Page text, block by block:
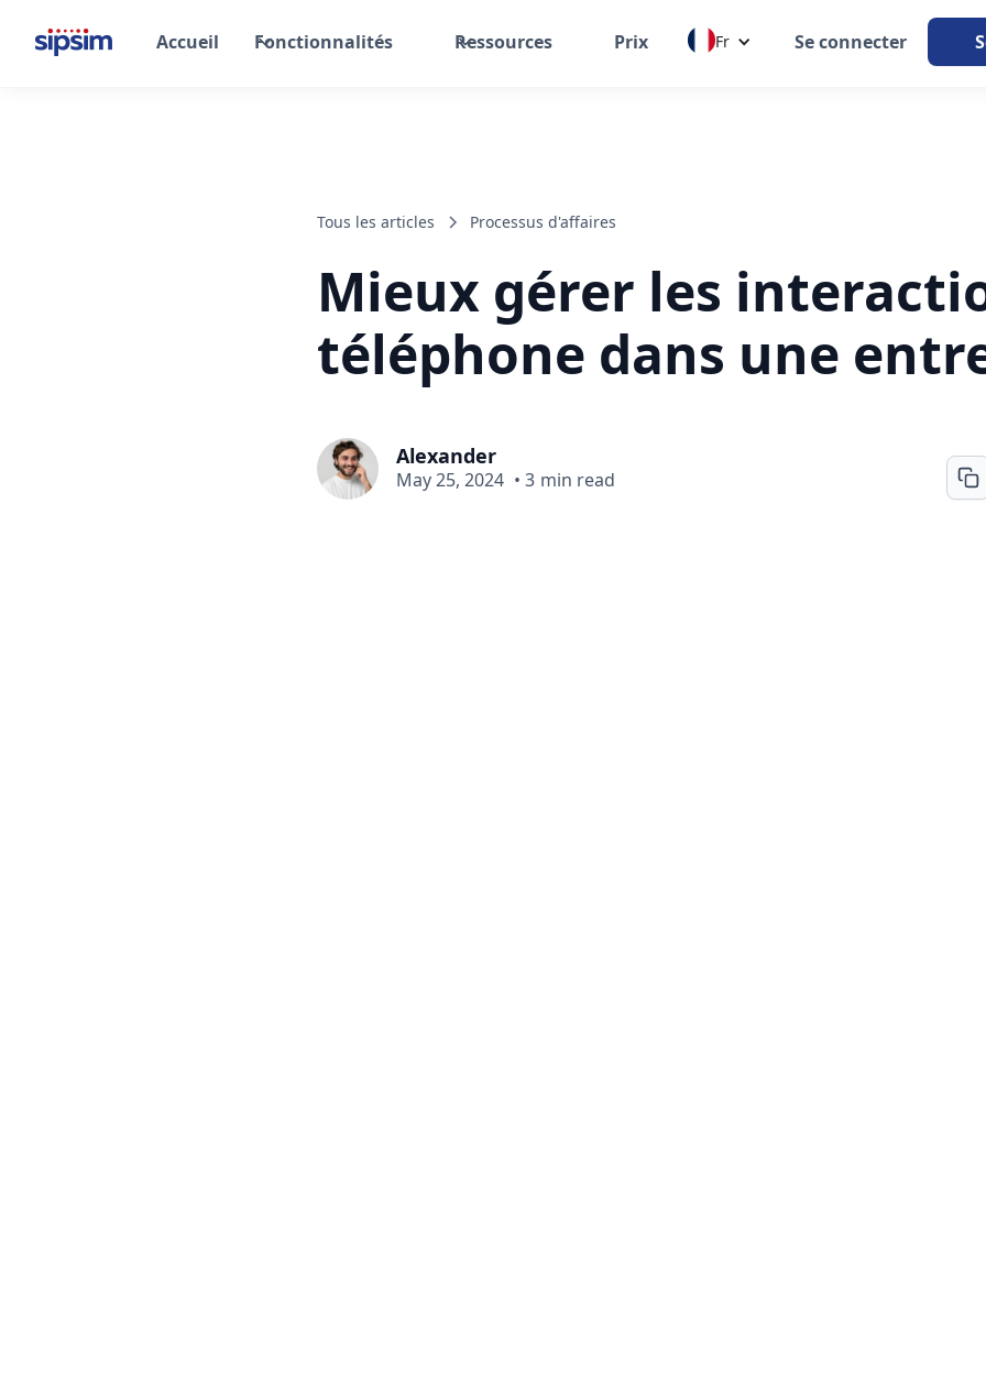
Accueil Fonctionnalités Ressources Prix Fr Se connecter
Tous les articles Processus d'affaires
Mieux gérer les
téléphone dans une
Alexander
May 25, 2024 • 3 min read